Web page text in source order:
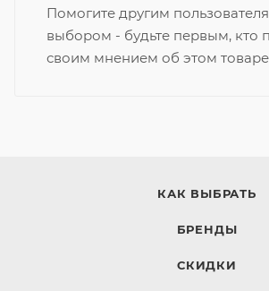
Помогите другим
выбором - будьте первым, кто
своим мнением об этом товаре
КАК ВЫБРАТЬ
БРЕНДЫ
СКИДКИ